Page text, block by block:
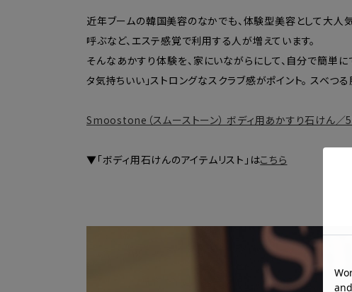
近年ブームの韓国美容のなかでも、体験型美容として大人
呼ぶなど、エステ感覚で利用する人が増えています。
そんなあかすり体験を、家にいながらにして、自分で簡単に
タ気持ちいい」ストロングなスクラブ感がポイント。 スベつ
Smoostone（スムーストーン） ボディ用あかすり石けん／
▼「ボディ用石けんのアイテムリスト」はこちら